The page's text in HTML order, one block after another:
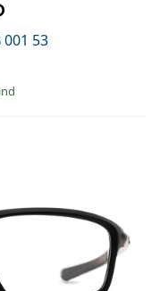
001 53